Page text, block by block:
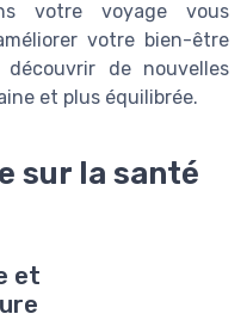
votre voyage vous
votre bien-être
de nouvelles
et plus équilibrée.
sur la santé
et